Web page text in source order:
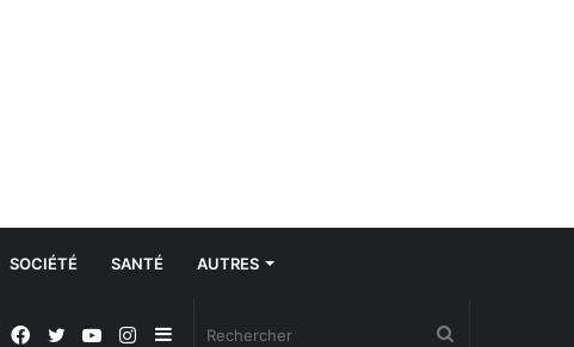
SOCIÉTÉ SANTÉ AUTRES
Sidebar
Instagram
YouTube
Twitter
Facebook